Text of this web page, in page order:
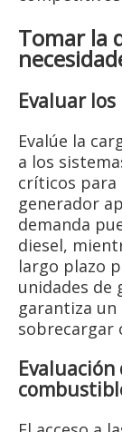
Tomar la
Evaluar
Evalúe la
a los
críticos para
generador
demanda
diesel,
largo plazo
unidades de
garantiza
sobrecargar